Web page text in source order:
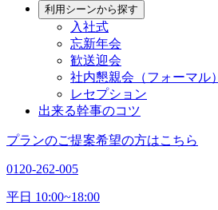
利用シーンから探す
入社式
忘新年会
歓送迎会
社内懇親会（フォーマル）
レセプション
出来る幹事のコツ
プランのご提案希望の方はこちら
0120-262-005
平日 10:00~18:00